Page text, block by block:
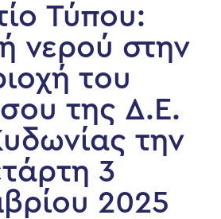
Τύπου:
νερού στην
του
της Δ.Ε.
την
3
2025